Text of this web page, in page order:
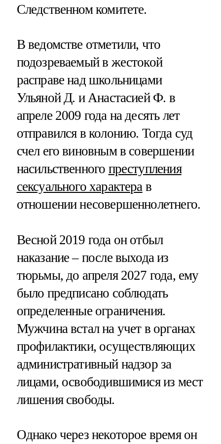
Следственном комитете.
В ведомстве отметили, что
подозреваемый в жестокой
расправе над школьницами
Ульяной Д. и Анастасией Ф. в
апреле 2009 года на десять лет
отправился в колонию. Тогда суд
счел его виновным в совершении
насильственного преступления
сексуального характерав
отношении несовершеннолетнего.
Весной 2019 года он отбыл
наказание – после выхода из
тюрьмы, до апреля 2027 года, ему
было предписано соблюдать
определенные ограничения.
Мужчина встал на учет в органах
профилактики, осуществляющих
административный надзор за
лицами, освободившимися из мест
лишения свободы.
Однако через некоторое время он